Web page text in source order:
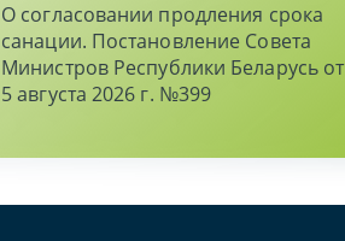
О согласовании продления срока
санации. Постановление Совета
Министров Республики Беларусь от
5 августа 2026 г. №399